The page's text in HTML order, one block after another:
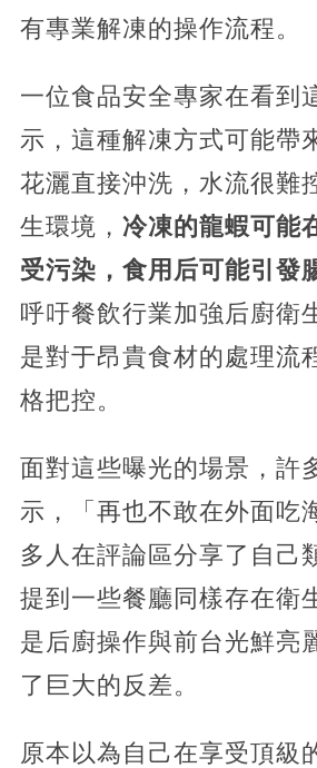
有專業解凍的操作流程。
一位食品安全專家在看到
示，這種解凍方式可能帶
花灑直接沖洗，水流很難
生環境， 冷凍的龍蝦可能
受污染，食用后可能引發
呼吁餐飲行業加強后廚衛
是對于昂貴食材的處理流
格把控。
面對這些曝光的場景，許
示，「再也不敢在外面吃
多人在評論區分享了自己
提到一些餐廳同樣存在衛
是后廚操作與前台光鮮亮
了巨大的反差。
原本以為自己在享受頂級